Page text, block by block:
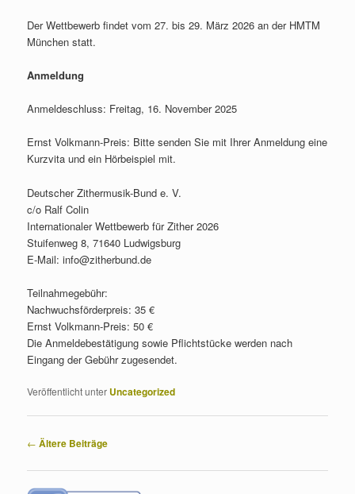
Der Wettbewerb findet vom 27. bis 29. März 2026 an der HMTM
München statt.
Anmeldung
Anmeldeschluss: Freitag, 16. November 2025
Ernst Volkmann-Preis: Bitte senden Sie mit Ihrer Anmeldung eine
Kurzvita und ein Hörbeispiel mit.
Deutscher Zithermusik-Bund e. V.
c/o Ralf Colin
Internationaler Wettbewerb für Zither 2026
Stuifenweg 8, 71640 Ludwigsburg
E-Mail: info@zitherbund.de
Teilnahmegebühr:
Nachwuchsförderpreis: 35 €
Ernst Volkmann-Preis: 50 €
Die Anmeldebestätigung sowie Pflichtstücke werden nach
Eingang der Gebühr zugesendet.
Veröffentlicht unter Uncategorized
Beitragsnavigation
← Ältere Beiträge